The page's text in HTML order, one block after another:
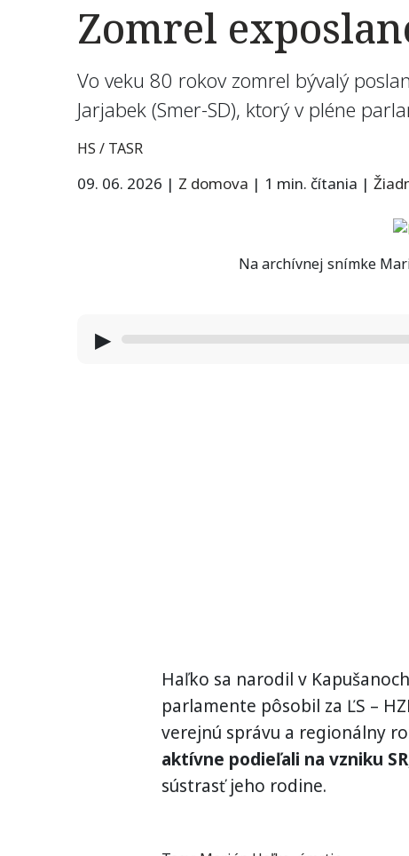
Zomrel
Vo veku 80 rokov zomrel bývalý
Jarjabek (Smer-SD), ktorý v pléne
HS / TASR
09. 06. 2026 | Z domova | 1 min. čítania |
Na archívnej snímke
▶
Haľko sa narodil v
parlamente pôsobil za ĽS –
verejnú správu a regionálny
aktívne podieľali na vzniku
sústrasť jeho rodine.